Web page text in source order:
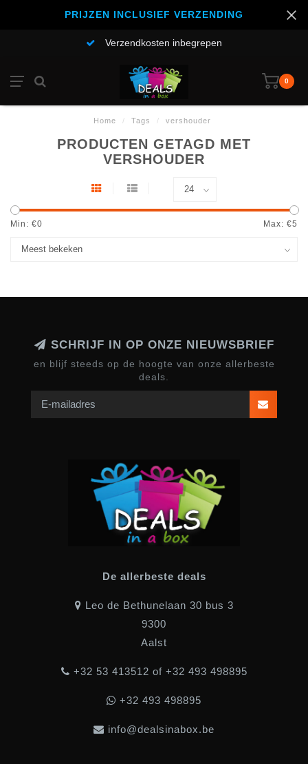
PRIJZEN INCLUSIEF VERZENDING
Verzendkosten inbegrepen
0
Home / Tags / vershouder
PRODUCTEN GETAGD MET
VERSHOUDER
Min: €0 Max: €5
SCHRIJF IN OP ONZE NIEUWSBRIEF
en blijf steeds op de hoogte van onze allerbeste
deals.
De allerbeste deals
Leo de Bethunelaan 30 bus 3
9300
Aalst
+32 53 413512 of +32 493 498895
+32 493 498895
info@dealsinabox.be